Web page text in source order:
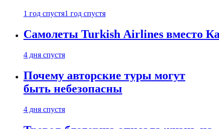
1 год спустя1 год спустя
Самолеты Turkish Airlines вместо
4 дня спустя
Почему авторские туры могут
быть небезопасны
4 дня спустя